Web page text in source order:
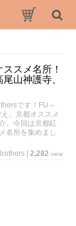
スメ名所！
山神護寺、
です！FU～
、京都オススメ
。今回は京都紅
名所を集めまし
2,282 view